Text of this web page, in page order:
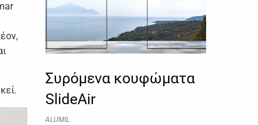
Συρόμενα κουφώματα
SlideAir
ALUMIL